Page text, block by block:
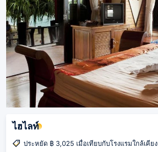
ไฮไลท์
ประหยัด ฿ 3,025 เมื่อเทียบกับโรงแรมใกล้เคียง